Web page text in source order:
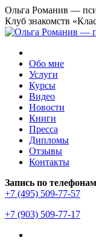
Перейти
к
содержанию
Ольга Романив —
Клуб знакомств
Обо мне
Услуги
Курсы
Видео
Новости
Книги
Пресса
Дипломы
Отзывы
Контакты
Запись по
+7 (495) 509-77-57
+7 (903) 509-77-17